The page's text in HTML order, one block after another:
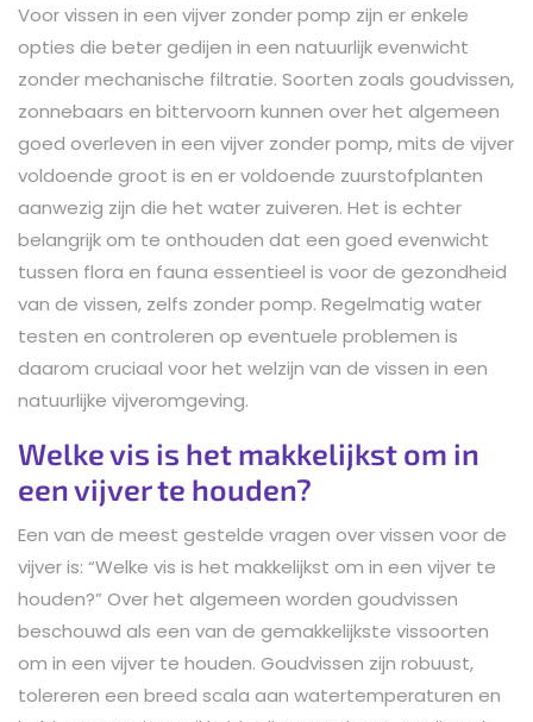
Voor vissen in een vijver zonder pomp zijn er enkele
opties die beter gedijen in een natuurlijk evenwicht
zonder mechanische filtratie. Soorten zoals goudvissen,
zonnebaars en bittervoorn kunnen over het algemeen
goed overleven in een vijver zonder pomp, mits de vijver
voldoende groot is en er voldoende zuurstofplanten
aanwezig zijn die het water zuiveren. Het is echter
belangrijk om te onthouden dat een goed evenwicht
tussen flora en fauna essentieel is voor de gezondheid
van de vissen, zelfs zonder pomp. Regelmatig water
testen en controleren op eventuele problemen is
daarom cruciaal voor het welzijn van de vissen in een
natuurlijke vijveromgeving.
Welke vis is het makkelijkst om in
een vijver te houden?
Een van de meest gestelde vragen over vissen voor de
vijver is: “Welke vis is het makkelijkst om in een vijver te
houden?” Over het algemeen worden goudvissen
beschouwd als een van de gemakkelijkste vissoorten
om in een vijver te houden. Goudvissen zijn robuust,
tolereren een breed scala aan watertemperaturen en